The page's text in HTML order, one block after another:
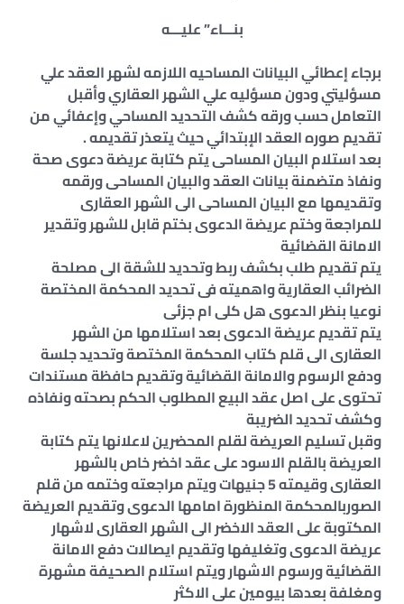
بنـــاء” عليـــه
برجاء إعطائي البيانات المساحيه اللازمه لشهر العقد علي
مسؤليتي ودون مسؤليه علي الشهر العقاري وأقبل
التعامل حسب ورقه كشف التحديد المساحي وإعفائي من
تقديم صوره العقد الإبتدائي حيث يتعذر تقديمه .
بعد استلام البيان المساحى يتم كتابة عريضة دعوى صحة
ونفاذ متضمنة بيانات العقد والبيان المساحى ورقمه
وتقديمها مع البيان المساحى الى الشهر العقارى
للمراجعة وختم عريضة الدعوى بختم قابل للشهر وتقدير
الامانة القضائية
يتم تقديم طلب بكشف ربط وتحديد للشقة الى مصلحة
الضرائب العقارية واهميته فى تحديد المحكمة المختصة
نوعيا بنظر الدعوى هل كلى ام جزئى
يتم تقديم عريضة الدعوى بعد استلامها من الشهر
العقارى الى قلم كتاب المحكمة المختصة وتحديد جلسة
ودفع الرسوم والامانة القضائية وتقديم حافظة مستندات
تحتوى على اصل عقد البيع المطلوب الحكم بصحته ونفاذه
وكشف تحديد الضريبة
وقبل تسليم العريضة لقلم المحضرين لاعلانها يتم كتابة
العريضة بالقلم الاسود على عقد اخضر خاص بالشهر
العقارى وقيمته 5 جنيهات ويتم مراجعته وختمه من قلم
الصوربالمحكمة المنظورة امامها الدعوى وتقديم العريضة
المكتوبة على العقد الاخضر الى الشهر العقارى لاشهار
عريضة الدعوى وتغليفها وتقديم ايصالات دفع الامانة
القضائية ورسوم الاشهار ويتم استلام الصحيفة مشهرة
ومغلفة بعدها بيومين على الاكثر